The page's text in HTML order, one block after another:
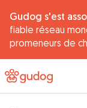
Gudog s'est
fiable réseau
promeneurs de